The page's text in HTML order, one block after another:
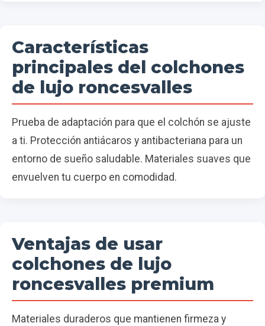
Características
principales del colchones
de lujo roncesvalles
Prueba de adaptación para que el colchón se ajuste
a ti. Protección antiácaros y antibacteriana para un
entorno de sueño saludable. Materiales suaves que
envuelven tu cuerpo en comodidad.
Ventajas de usar
colchones de lujo
roncesvalles premium
Materiales duraderos que mantienen firmeza y